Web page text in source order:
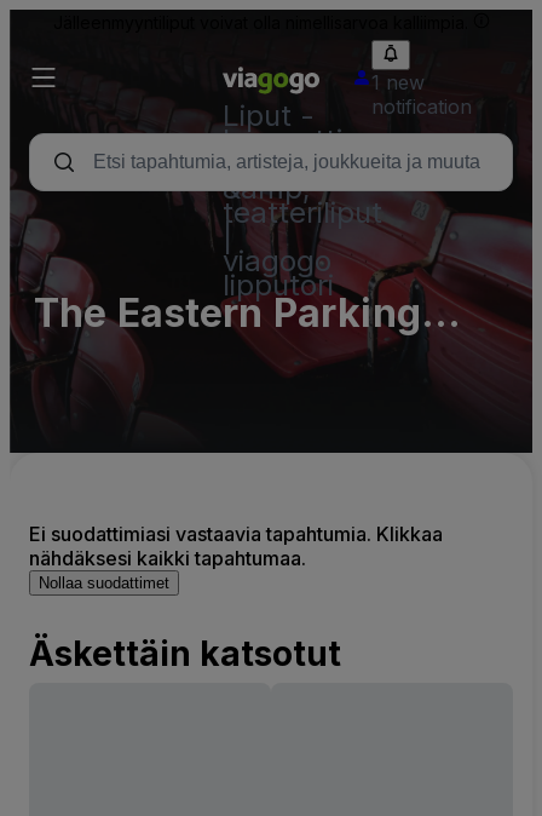
Liput -
konsertti,
urheilu
&amp;
teatteriliput
viagogo
lipputori
1 new
notification
The Eastern Parking
Lots (InActive)
Ei suodattimiasi vastaavia tapahtumia. Klikkaa
nähdäksesi kaikki tapahtumaa.
Nollaa suodattimet
Äskettäin katsotut